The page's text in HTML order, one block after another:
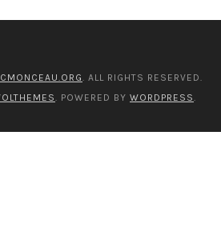
. ALL RIGHTS RESERVED.
. POWERED BY WORDPRESS.